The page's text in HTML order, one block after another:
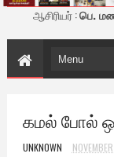
ஆசிரியர் :பெ.
கமல் போல்
UNKNOWN